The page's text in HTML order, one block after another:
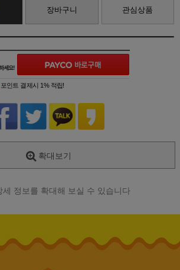
장바구니 관심상품
포인트 결제시 1% 적립!
확대보기
세 정보를 확대해 보실 수 있습니다